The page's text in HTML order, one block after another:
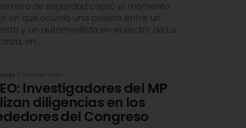
de seguridad captó el momento
en que ocurrió una colisión entre un
y un automovilista en el sector de La
en...
5 meses atrás
Investigadores del MP
diligencias en los
del Congreso